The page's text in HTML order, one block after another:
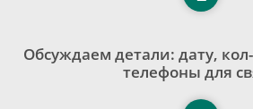
Обсуждаем детали: дату,
телефоны для